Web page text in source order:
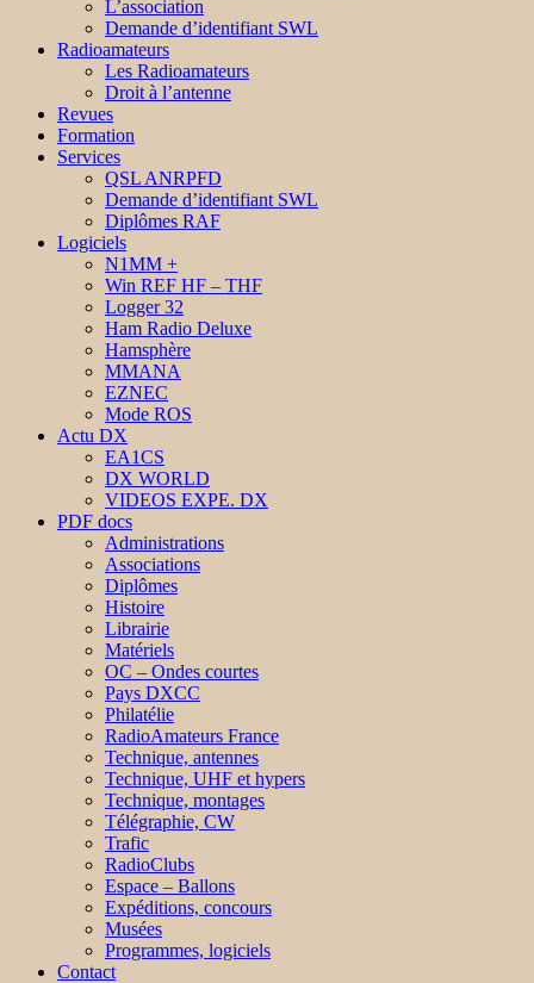
L’association
Demande d’identifiant SWL
Radioamateurs
Les Radioamateurs
Droit à l’antenne
Revues
Formation
Services
QSL ANRPFD
Demande d’identifiant SWL
Diplômes RAF
Logiciels
N1MM +
Win REF HF – THF
Logger 32
Ham Radio Deluxe
Hamsphère
MMANA
EZNEC
Mode ROS
Actu DX
EA1CS
DX WORLD
VIDEOS EXPE. DX
PDF docs
Administrations
Associations
Diplômes
Histoire
Librairie
Matériels
OC – Ondes courtes
Pays DXCC
Philatélie
RadioAmateurs France
Technique, antennes
Technique, UHF et hypers
Technique, montages
Télégraphie, CW
Trafic
RadioClubs
Espace – Ballons
Expéditions, concours
Musées
Programmes, logiciels
Contact